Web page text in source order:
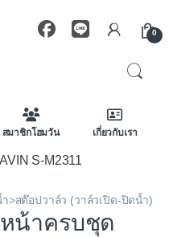
0
สมาชิกโฮมวัน เกี่ยวกับเรา
S-M2311
>สต๊อปวาล์ว (วาล์วเปิด-ปิดน้ำ)
น้าครบชุด